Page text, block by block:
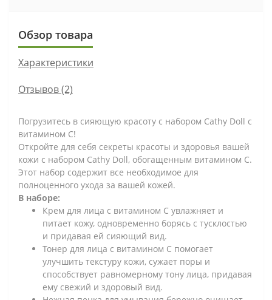
Обзор товара
Характеристики
Отзывов (2)
Погрузитесь в сияющую красоту с набором Cathy Doll с
витамином С!
Откройте для себя секреты красоты и здоровья вашей
кожи с набором Cathy Doll, обогащенным витамином С.
Этот набор содержит все необходимое для
полноценного ухода за вашей кожей.
В наборе:
Крем для лица с витамином С увлажняет и
питает кожу, одновременно борясь с тусклостью
и придавая ей сияющий вид.
Тонер для лица с витамином С помогает
улучшить текстуру кожи, сужает поры и
способствует равномерному тону лица, придавая
ему свежий и здоровый вид.